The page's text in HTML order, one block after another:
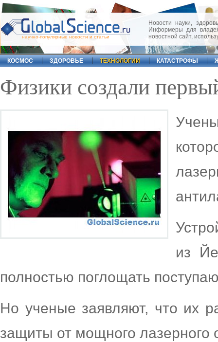
научно-популярные новости и статьи
Новости науки,
Информеры для
новостной сайт,
КОСМОС ЗДОРОВЬЕ ТЕХНОЛОГИИ КАТАСТРОФЫ
Физики создали
из
полностью поглощать
Но ученые заявляют, что их
защиты от мощного лазерного